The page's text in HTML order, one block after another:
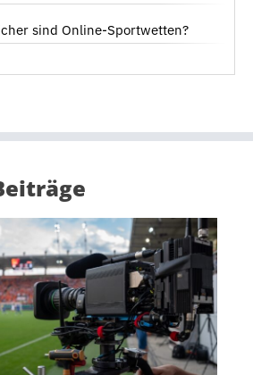
sind Online-Sportwetten?